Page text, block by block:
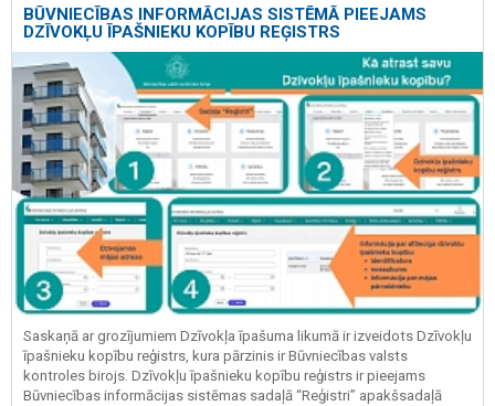
BŪVNIECĪBAS INFORMĀCIJAS SISTĒMĀ PIEEJAMS
DZĪVOKĻU ĪPAŠNIEKU KOPĪBU REĢISTRS
Saskaņā ar grozījumiem Dzīvokļa īpašuma likumā ir izveidots Dzīvokļu
īpašnieku kopību reģistrs, kura pārzinis ir Būvniecības valsts
kontroles birojs. Dzīvokļu īpašnieku kopību reģistrs ir pieejams
Būvniecības informācijas sistēmas sadaļā “Reģistri” apakšsadaļā